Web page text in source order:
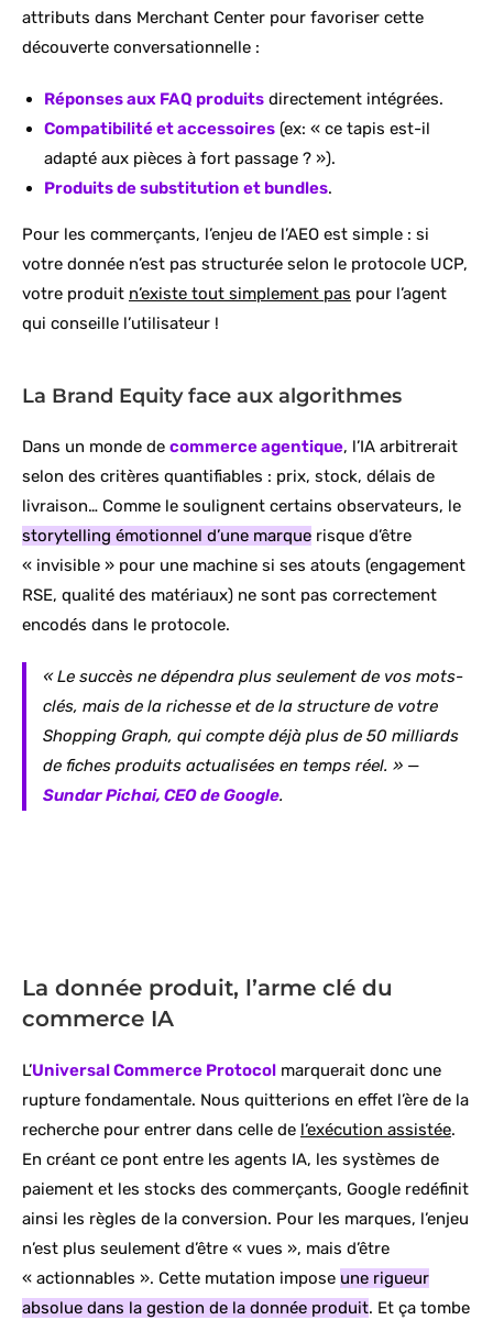
attributs dans Merchant Center pour favoriser cette
découverte conversationnelle :
Réponses aux FAQ produits directement intégrées.
Compatibilité et accessoires (ex: « ce tapis est-il
adapté aux pièces à fort passage ? »).
Produits de substitution et bundles.
Pour les commerçants, l’enjeu de l’AEO est simple : si
votre donnée n’est pas structurée selon le protocole UCP,
votre produit n’existe tout simplement pas pour l’agent
qui conseille l’utilisateur !
La Brand Equity face aux algorithmes
Dans un monde de commerce agentique, l’IA arbitrerait
selon des critères quantifiables : prix, stock, délais de
livraison… Comme le soulignent certains observateurs, le
storytelling émotionnel d’une marque risque d’être
« invisible » pour une machine si ses atouts (engagement
RSE, qualité des matériaux) ne sont pas correctement
encodés dans le protocole.
« Le succès ne dépendra plus seulement de vos mots-
clés, mais de la richesse et de la structure de votre
Shopping Graph, qui compte déjà plus de 50 milliards
de fiches produits actualisées en temps réel. » —
Sundar Pichai, CEO de Google.
La donnée produit, l’arme clé du
commerce IA
L’Universal Commerce Protocol marquerait donc une
rupture fondamentale. Nous quitterions en effet l’ère de la
recherche pour entrer dans celle de l’exécution assistée.
En créant ce pont entre les agents IA, les systèmes de
paiement et les stocks des commerçants, Google redéfinit
ainsi les règles de la conversion. Pour les marques, l’enjeu
n’est plus seulement d’être « vues », mais d’être
« actionnables ». Cette mutation impose une rigueur
absolue dans la gestion de la donnée produit. Et ça tombe